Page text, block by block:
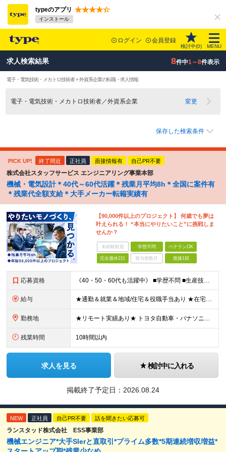
typeのアプリ
インストール
ログイン 会員登録
検討中(0) MENU
求人検索結果 8件中1～8件表示
電子・電気技術・メカトロ技術者 × 外資系企業の転職・求人情報
電子・電気技術・メカトロ技術者／外資系企業 変更
保存した検索条件
PICK UP! 終了間近 正社員 面接情報有 自己PR不要
株式会社スタッフサービス エンジニアリング事業本部
機械・電気設計＊40代～60代活躍＊残業月平均8h＊全国に案件有
＊残業代全額支給＊大手メーカー転籍実績有
【90,000件以上のプロジェクト】 何歳でも夢は
叶えられる！ “本当にやりたいこと”に挑戦しま
せんか？
未経験歓迎 学歴不問 ベテランOK
完全週休2日 賞与複数月 面接1回
応募資格 《40・50・60代も活躍中》 ■学歴不問 ■生産技術・生産管理・品質保証・評価・設計いずれかの実務経験をお持ちの方 ▽こんな方にオススメです！▽ 「経験を活かして幅広いプロジェクトに携わりたい」
給与 ★通勤＆就業＆地域/住宅＆役職手当あり ★在宅勤務実績あり ★残業代は全額支給 ★選べる給与制度あり！ ■東京・神奈川・千葉・埼玉勤務の場合 月給24.5万円～55万円＋諸手当 （残業代は全額支給）
勤務地 ★リモート実績あり★ トヨタ自動車・パナソニック・東芝など大手メーカーでのポストも多数！ 全国の取引先での就業となります（沖縄を除く） 『地元で働きたい』という希望に、業界トップクラス約7,00
残業時間 10時間以内
求人を見る 検討中に入れる
掲載終了予定日： 2026.08.24
NEW 正社員 自己PR不要 話を聞きたい応募可
ランスタッド株式会社 ESS事業部
機械エンジニア*大手SIerと直取引*プライム多数*5期連続増収増益*